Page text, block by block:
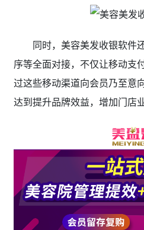
同时，美容美发收银软件
序等全面对接，不仅让移动支
过这些移动渠道向会员乃至意
达到提升品牌效益，增加门店